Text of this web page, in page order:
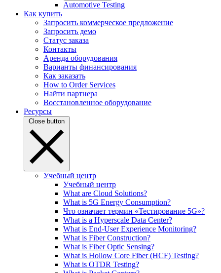
Automotive Testing
Как купить
Запросить коммерческое предложение
Запросить демо
Статус заказа
Контакты
Аренда оборудования
Варианты финансирования
Как заказать
How to Order Services
Найти партнера
Восстановленное оборудование
Ресурсы
Close button
Учебный центр
Учебный центр
What are Cloud Solutions?
What is 5G Energy Consumption?
Что означает термин «Тестирование 5G»?
What is a Hyperscale Data Center?
What is End-User Experience Monitoring?
What is Fiber Construction?
What is Fiber Optic Sensing?
What is Hollow Core Fiber (HCF) Testing?
What is OTDR Testing?